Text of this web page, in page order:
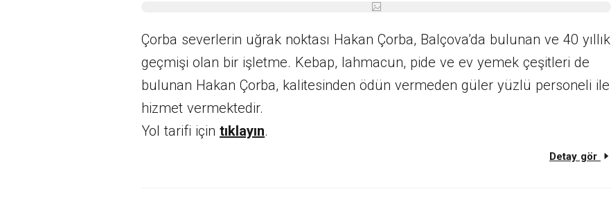
Çorba severlerin uğrak noktası Hakan Çorba, Balçova’da bulunan ve 40 yıllık
geçmişi olan bir işletme. Kebap, lahmacun, pide ve ev yemek çeşitleri de
bulunan Hakan Çorba, kalitesinden ödün vermeden güler yüzlü personeli ile
hizmet vermektedir.
Yol tarifi için tıklayın.
Detay gör